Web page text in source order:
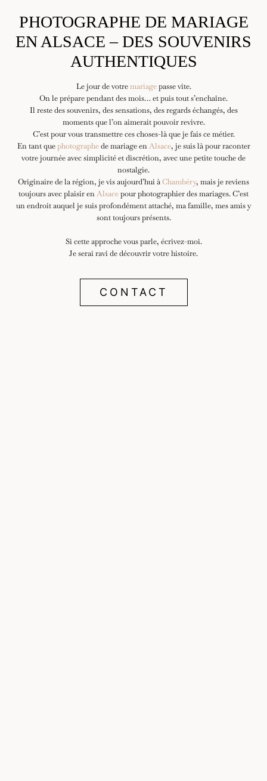
PHOTOGRAPHE DE MARIAGE
EN ALSACE – DES SOUVENIRS
AUTHENTIQUES
Le jour de votremariagepasse vite.
On le prépare pendant des mois… et puis tout s’enchaîne.
Il reste des souvenirs, des sensations, des regards échangés, des
moments que l’on aimerait pouvoir revivre.
C’est pour vous transmettre ces choses-là que je fais ce métier.
En tant quephotographede mariage enAlsace, je suis là pour raconter
votre journée avec simplicité et discrétion, avec une petite touche de
nostalgie.
Originaire de la région, je vis aujourd’hui àChambéry, mais je reviens
toujours avec plaisir enAlsacepour photographier des mariages. C’est
un endroit auquel je suis profondément attaché, ma famille, mes amis y
sont toujours présents.
Si cette approche vous parle, écrivez-moi.
Je serai ravi de découvrir votre histoire.
CONTACT